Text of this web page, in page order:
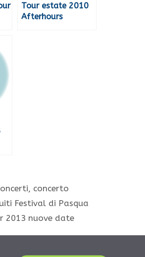
Tour estate 2010
Afterhours
, concerto
Festival di Pasqua
2013 nuove date